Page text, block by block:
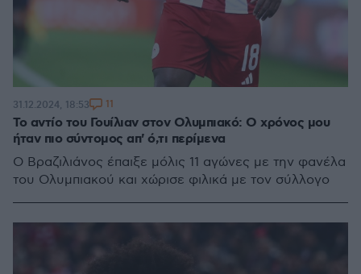
Το αντίο του Γουίλιαν στον Ολυμπιακό: Ο χρόνος μου
ήταν πιο σύντομος απ' ό,τι περίμενα
Ο Βραζιλιάνος έπαιξε μόλις 11 αγώνες με την φανέλα
του Ολυμπιακού και χώρισε φιλικά με τον σύλλογο
31.12.2024, 18:53 11